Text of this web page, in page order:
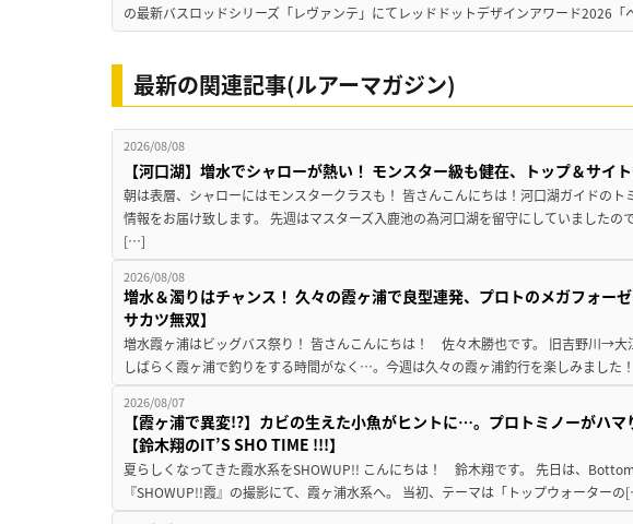
の最新バスロッドシリーズ「レヴァンテ」にてレッドドットデザインアワード2026
最新の関連記事(ルアーマガジン)
2026/08/08
【河口湖】増水でシャローが熱い！ モンスター級も健在、トップ＆サイト
朝は表層、シャローにはモンスタークラスも！ 皆さんこんにちは！河口湖ガイドのト
情報をお届け致します。 先週はマスターズ入鹿池の為河口湖を留守にしていましたの
[…]
2026/08/08
増水＆濁りはチャンス！ 久々の霞ヶ浦で良型連発、プロトのメガフォー
サカツ無双】
増水霞ヶ浦はビッグバス祭り！ 皆さんこんにちは！ 佐々木勝也です。 旧吉野川→大
しばらく霞ヶ浦で釣りをする時間がなく…。今週は久々の霞ヶ浦釣行を楽しみました
2026/08/07
【霞ヶ浦で異変!?】カビの生えた小魚がヒントに…。プロトミノーがハ
【鈴木翔のIT’S SHO TIME !!!】
夏らしくなってきた霞水系をSHOWUP!! こんにちは！ 鈴木翔です。 先日は、
『SHOWUP!!霞』の撮影にて、霞ヶ浦水系へ。 当初、テーマは「トップウォーター